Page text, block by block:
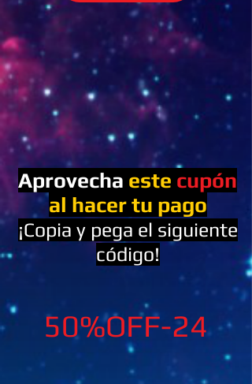
Aprovecha este cupón
al hacer tu pago
¡Copia y pega el siguiente
código!
50%OFF-24